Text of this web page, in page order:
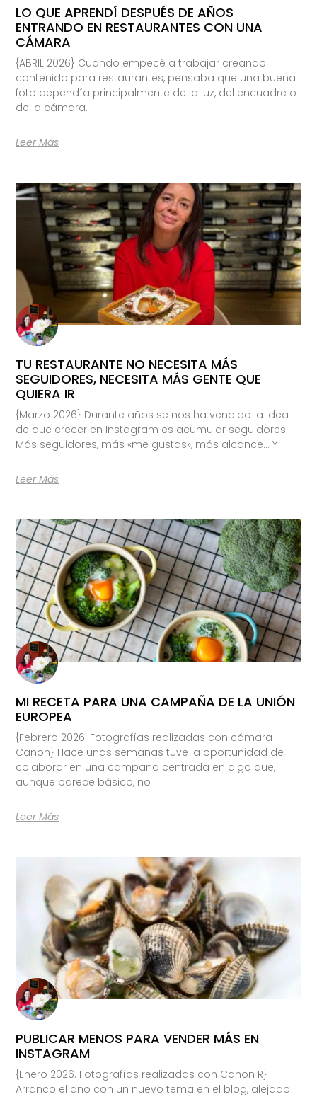
LO QUE APRENDÍ DESPUÉS DE AÑOS
ENTRANDO EN RESTAURANTES CON UNA
CÁMARA
{ABRIL 2026} Cuando empecé a trabajar creando
contenido para restaurantes, pensaba que una buena
foto dependía principalmente de la luz, del encuadre o
de la cámara.
Leer Más
TU RESTAURANTE NO NECESITA MÁS
SEGUIDORES, NECESITA MÁS GENTE QUE
QUIERA IR
{Marzo 2026} Durante años se nos ha vendido la idea
de que crecer en Instagram es acumular seguidores.
Más seguidores, más «me gustas», más alcance… Y
Leer Más
MI RECETA PARA UNA CAMPAÑA DE LA UNIÓN
EUROPEA
{Febrero 2026. Fotografías realizadas con cámara
Canon} Hace unas semanas tuve la oportunidad de
colaborar en una campaña centrada en algo que,
aunque parece básico, no
Leer Más
PUBLICAR MENOS PARA VENDER MÁS EN
INSTAGRAM
{Enero 2026. Fotografías realizadas con Canon R}
Arranco el año con un nuevo tema en el blog, alejado